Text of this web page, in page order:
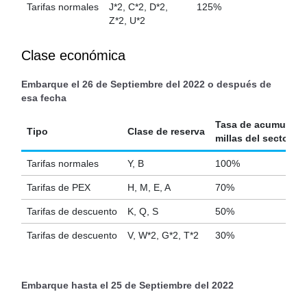
Tarifas normales
J*2, C*2, D*2,
Z*2, U*2
125%
Clase económica
Embarque el 26 de Septiembre del 2022 o después de
esa fecha
Tipo Clase de reserva
Tasa de
millas del sector
Tarifas normales Y, B 100%
Tarifas de PEX H, M, E, A 70%
Tarifas de descuento K, Q, S 50%
Tarifas de descuento V, W*2, G*2, T*2 30%
Embarque hasta el 25 de Septiembre del 2022